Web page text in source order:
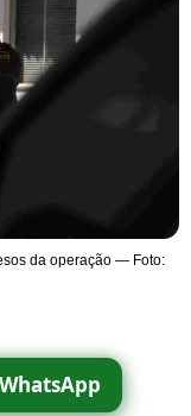
da operação — Foto: